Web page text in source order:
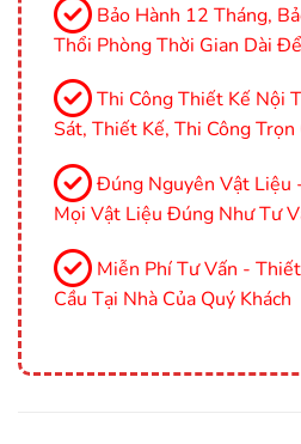
Bảo Hành 12 Tháng,
Thổi Phòng Thời Gian Dài
Thi Công Thiết Kế Nội
Sát, Thiết Kế, Thi Công Trọn
Đúng Nguyên Vật Liệu
Mọi Vật Liệu Đúng Như Tư
Miễn Phí Tư Vấn -
Cầu Tại Nhà Của Quý Khách